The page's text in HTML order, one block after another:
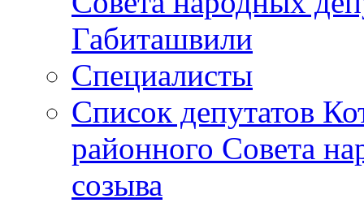
Габиташвили
Специалисты
Список депутатов
районного Совета
созыва